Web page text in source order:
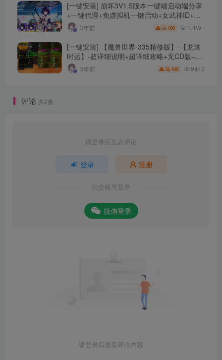
[一键安装] 崩坏3V1.5版本一键端启动端分享
+一键代理+免虚拟机一键启动+女武神ID+详
细指令+极简一键修改
3年前 100 1.4W+
[一键安装] 【魔兽世界-335精修版】-【龙珠
时运】-超详细说明+超详细攻略+无CD版–精
修版本-站长推荐+站长亲测
3年前 100 9443
评论 共2条
请登录后发表评论
登录 注册
社交账号登录
微信登录
请登录后查看评论内容